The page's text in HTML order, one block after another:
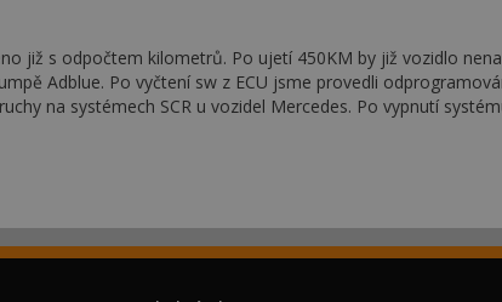
již s odpočtem kilometrů. Po ujetí 450KM by již vozidlo
Adblue. Po vyčtení sw z ECU jsme provedli
na systémech SCR u vozidel Mercedes. Po vypnutí